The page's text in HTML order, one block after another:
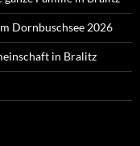
Dornbuschsee 2026
in Bralitz